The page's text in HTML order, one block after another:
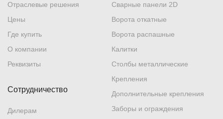
Отраслевые решения
Цены
Где купить
О компании
Реквизиты
Сварные панели 2D
Ворота откатные
Ворота распашные
Калитки
Столбы металлические
Крепления
Дополнительные крепления
Заборы и ограждения
Сотрудничество
Дилерам